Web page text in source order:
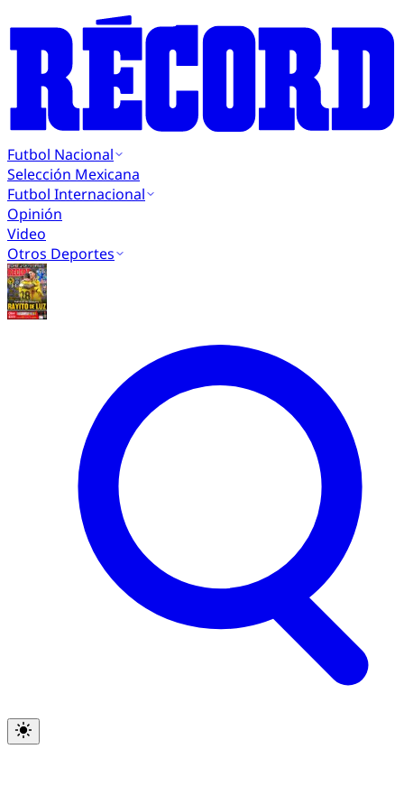
Futbol Nacional
Selección Mexicana
Futbol Internacional
Opinión
Video
Otros Deportes